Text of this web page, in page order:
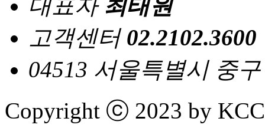
대표자 최태원
고객센터 02.2102.3600
04513 서울특별시 중
Copyright ⓒ 2023 by